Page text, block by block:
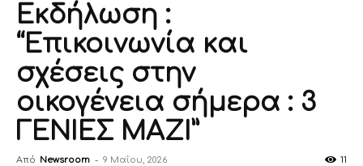
Εκδήλωση :
“Eπικοινωνία και
σχέσεις στην
οικογένεια σήμερα : 3
ΓΕΝΙΕΣ ΜΑΖΙ”
Από Newsroom - 9 Μαΐου, 2026 11